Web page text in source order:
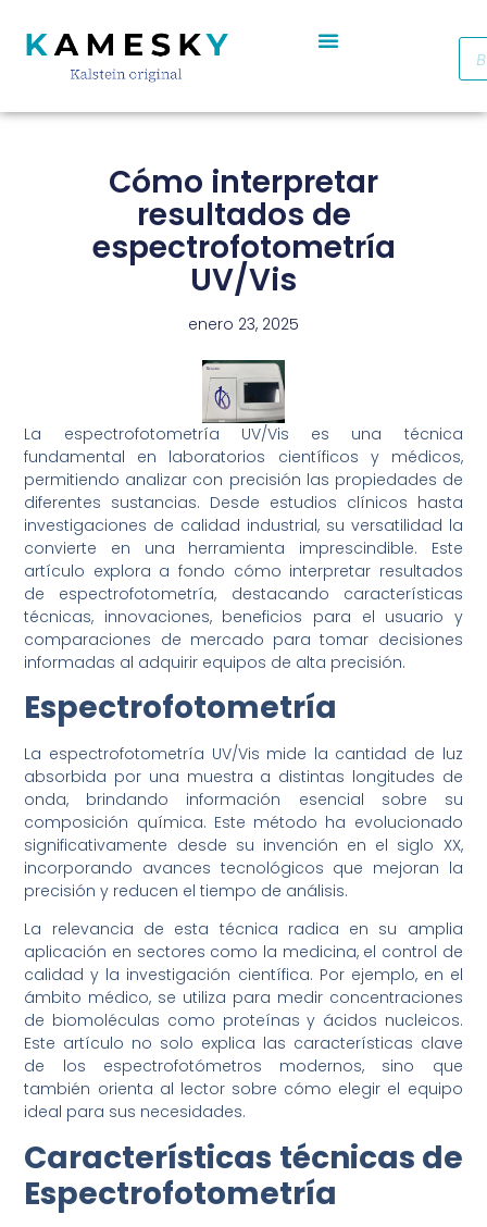
Cómo interpretar
resultados de
espectrofotometría
UV/Vis
enero 23, 2025
La espectrofotometría UV/Vis es una técnica
fundamental en laboratorios científicos y médicos,
permitiendo analizar con precisión las propiedades de
diferentes sustancias. Desde estudios clínicos hasta
investigaciones de calidad industrial, su versatilidad la
convierte en una herramienta imprescindible. Este
artículo explora a fondo cómo interpretar resultados
de espectrofotometría, destacando características
técnicas, innovaciones, beneficios para el usuario y
comparaciones de mercado para tomar decisiones
informadas al adquirir equipos de alta precisión.
Espectrofotometría
La espectrofotometría UV/Vis mide la cantidad de luz
absorbida por una muestra a distintas longitudes de
onda, brindando información esencial sobre su
composición química. Este método ha evolucionado
significativamente desde su invención en el siglo XX,
incorporando avances tecnológicos que mejoran la
precisión y reducen el tiempo de análisis.
La relevancia de esta técnica radica en su amplia
aplicación en sectores como la medicina, el control de
calidad y la investigación científica. Por ejemplo, en el
ámbito médico, se utiliza para medir concentraciones
de biomoléculas como proteínas y ácidos nucleicos.
Este artículo no solo explica las características clave
de los espectrofotómetros modernos, sino que
también orienta al lector sobre cómo elegir el equipo
ideal para sus necesidades.
Características técnicas de
Espectrofotometría